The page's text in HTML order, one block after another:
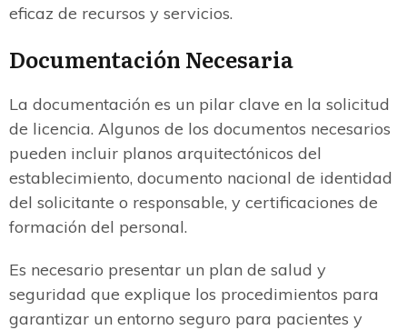
eficaz de recursos y servicios.
Documentación Necesaria
La documentación es un pilar clave en la solicitud
de licencia. Algunos de los documentos necesarios
pueden incluir planos arquitectónicos del
establecimiento, documento nacional de identidad
del solicitante o responsable, y certificaciones de
formación del personal.
Es necesario presentar un plan de salud y
seguridad que explique los procedimientos para
garantizar un entorno seguro para pacientes y